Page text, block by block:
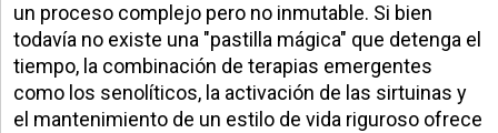
un proceso complejo pero no inmutable. Si bien
todavía no existe una "pastilla mágica" que detenga el
tiempo, la combinación de terapias emergentes
como los senolíticos, la activación de las sirtuinas y
el mantenimiento de un estilo de vida riguroso ofrece